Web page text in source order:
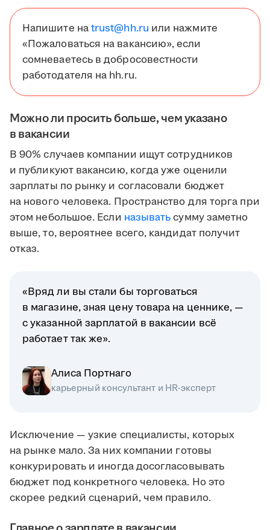
Напишите наtrust@hh.ru или нажмите
«Пожаловаться на вакансию», если
сомневаетесь в добросовестности
работодателя на hh.ru.
Можно ли просить больше, чем указано
в вакансии
В 90% случаев компании ищут сотрудников
и публикуют вакансию, когда уже оценили
зарплаты по рынку и согласовали бюджет
на нового человека. Пространство для торга при
этом небольшое. Если называтьсумму заметно
выше, то, вероятнее всего, кандидат получит
отказ.
«Вряд ли вы стали бы торговаться
в магазине, зная цену товара на ценнике, —
с указанной зарплатой в вакансии всё
работает так же».
Алиса Портнаго
карьерный консультант и HR-эксперт
Исключение — узкие специалисты, которых
на рынке мало. За них компании готовы
конкурировать и иногда досогласовывать
бюджет под конкретного человека. Но это
скорее редкий сценарий, чем правило.